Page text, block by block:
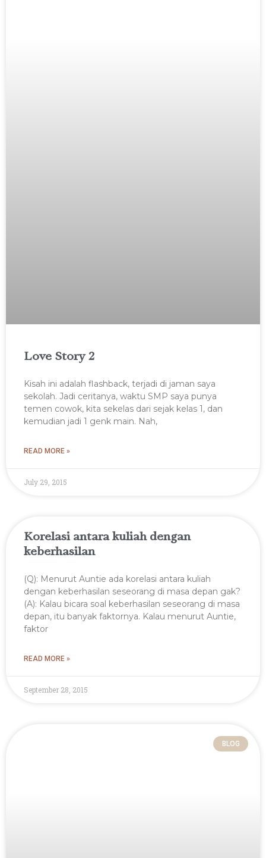
Love Story 2
Kisah ini adalah flashback, terjadi di jaman saya
sekolah. Jadi ceritanya, waktu SMP saya punya
temen cowok, kita sekelas dari sejak kelas 1, dan
kemudian jadi 1 genk main. Nah,
READ MORE »
July 29, 2015
Korelasi antara kuliah dengan
keberhasilan
(Q): Menurut Auntie ada korelasi antara kuliah
dengan keberhasilan seseorang di masa depan gak?
(A): Kalau bicara soal keberhasilan seseorang di masa
depan, itu banyak faktornya. Kalau menurut Auntie,
faktor
READ MORE »
September 28, 2015
BLOG